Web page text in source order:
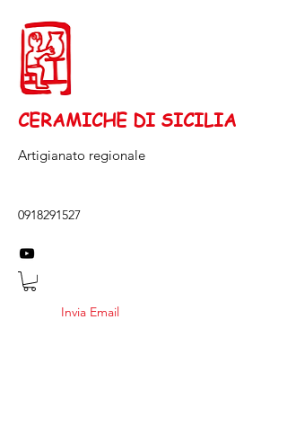
CERAMICHE DI SICILIA
Artigianato regionale
0918291527
Invia Email